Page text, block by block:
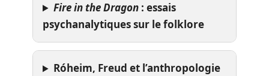
Fire in the Dragon : essais
psychanalytiques sur le folklore
Róheim, Freud et l’anthropologie